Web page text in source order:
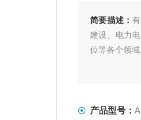
简要描述：
建设、电力
位等各个领域
产品型号：